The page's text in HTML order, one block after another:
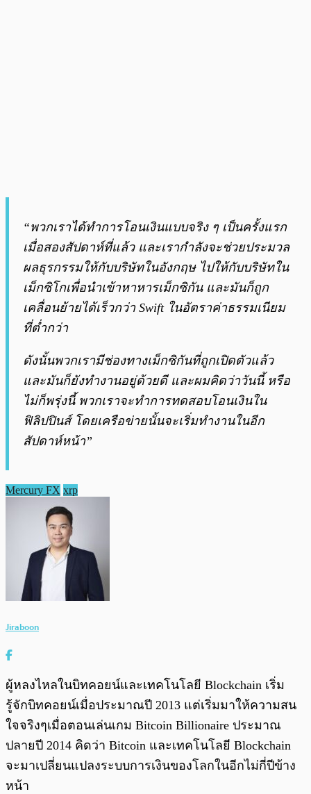
“พวกเราได้ทำการโอนเงินแบบจริง ๆ เป็นครั้งแรก
เมื่อสองสัปดาห์ที่แล้ว และเรากำลังจะช่วยประมวล
ผลธุรกรรมให้กับบริษัทในอังกฤษ ไปให้กับบริษัทใน
เม็กซิโกเพื่อนำเข้าหาหารเม็กซิกัน และมันก็ถูก
เคลื่อนย้ายได้เร็วกว่า Swift ในอัตราค่าธรรมเนียม
ที่ต่ำกว่า
ดังนั้นพวกเรามีช่องทางเม็กซิกันที่ถูกเปิดตัวแล้ว
และมันก็ยังทำงานอยู่ด้วยดี และผมคิดว่าวันนี้ หรือ
ไม่ก็พรุ่งนี้ พวกเราจะทำการทดสอบโอนเงินใน
ฟิลิปปินส์ โดยเครือข่ายนั้นจะเริ่มทำงานในอีก
สัปดาห์หน้า”
Mercury FX xrp
Jiraboon
ผู้หลงไหลในบิทคอยน์และเทคโนโลยี Blockchain เริ่ม
รู้จักบิทคอยน์เมื่อประมาณปี 2013 แต่เริ่มมาให้ความสน
ใจจริงๆเมื่อตอนเล่นเกม Bitcoin Billionaire ประมาณ
ปลายปี 2014 คิดว่า Bitcoin และเทคโนโลยี Blockchain
จะมาเปลี่ยนแปลงระบบการเงินของโลกในอีกไม่กี่ปีข้าง
หน้า